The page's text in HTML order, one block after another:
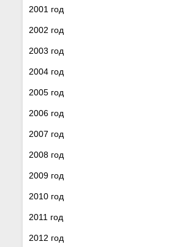
2001 год
2002 год
2003 год
2004 год
2005 год
2006 год
2007 год
2008 год
2009 год
2010 год
2011 год
2012 год